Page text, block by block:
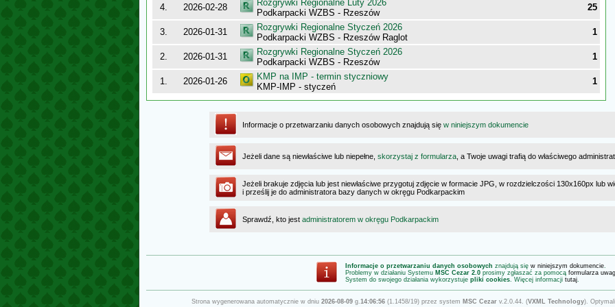
4. 2026-02-28
Rozgrywki Regionalne Luty 2026
Podkarpacki WZBS - Rzeszów
25
3. 2026-01-31
Rozgrywki Regionalne Styczeń 2026
Podkarpacki WZBS - Rzeszów Raglot
1
2. 2026-01-31
Rozgrywki Regionalne Styczeń 2026
Podkarpacki WZBS - Rzeszów
1
1. 2026-01-26
KMP na IMP - termin styczniowy
KMP-IMP - styczeń
1
Informacje o przetwarzaniu danych osobowych znajdują się w niniejszym dokumencie
Jeżeli dane są niewłaściwe lub niepełne, skorzystaj z formularza , a Twoje uwagi trafią do właściwego
Jeżeli brakuje zdjęcia lub jest niewłaściwe przygotuj zdjęcie w formacie JPG, w rozdzielczości 130x160px lub
i prześlij je do administratora bazy danych w okręgu Podkarpackim
Sprawdź, kto jest administratorem w okręgu Podkarpackim
Informacje o przetwarzaniu danych osobowych znajdują się w niniejszym dokumencie.
Problemy w działaniu Systemu MSC Cezar 2.0 prosimy zgłaszać za pomocą formularza uwag
System do swojego działania wykorzystuje pliki cookies. Więcej informacji tutaj.
Strona wygenerowana automatycznie w dniu 2026-08-09 g.14:06:56 (1.1458/19) przez system MSC Cezar v.2.0.44. (VXML Technology).